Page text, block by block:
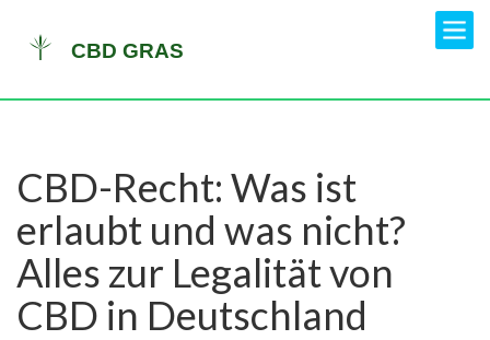
CBD-Recht: Was ist
erlaubt und was nicht?
Alles zur Legalität von
CBD in Deutschland